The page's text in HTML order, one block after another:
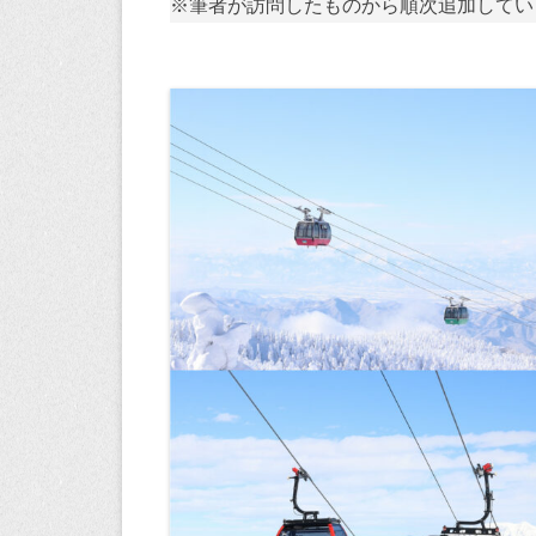
※筆者が訪問したものから順次追加して